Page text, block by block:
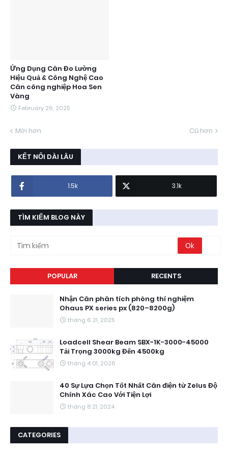
Ứng Dụng Cân Đo Lường
Hiệu Quả & Công Nghệ Cao
Cân công nghiệp Hoa Sen
Vàng
February 26, 2025
Mới hơn Cũ hơn
KẾT NỐI DÀI LÂU
1.5k 3.1k
TÌM KIẾM BLOG NÀY
POPULAR RECENTS
Nhận Cân phân tích phòng thí nghiệm
Ohaus PX series px (820–8200g)
tháng 6 21, 2025
Loadcell Shear Beam SBX-1K-3000-45000
Tải Trọng 3000kg Đến 4500kg
tháng 4 01, 2026
40 Sự Lựa Chọn Tốt Nhất Cân điện tử Zelus Độ
Chính Xác Cao Với Tiện Lợi
tháng 8 21, 2024
CATEGORIES